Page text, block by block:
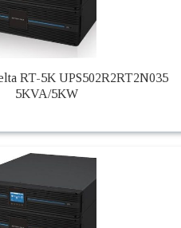
RT-5K UPS502R2RT2N035
5KVA/5KW